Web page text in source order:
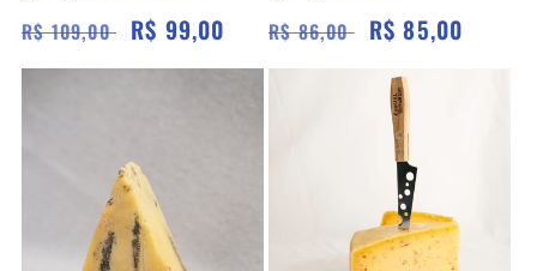
Preço
normal
R$ 109,00 Preço
promocional
R$ 99,00
Preço
normal
R$ 86,00 Preço
R$ 85,00